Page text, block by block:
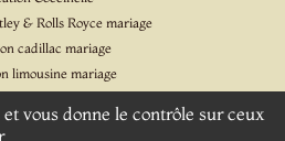
& Rolls Royce mariage
cadillac mariage
limousine mariage
Citroen DS
vous donne le contrôle sur ceux